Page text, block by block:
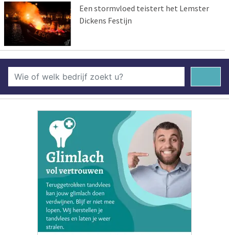
Een stormvloed teistert het Lemster
Dickens Festijn